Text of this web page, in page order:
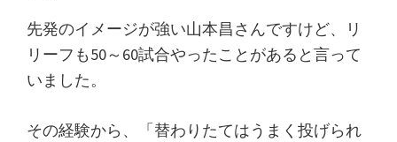
先発のイメージが強い山本昌さんですけど、リ
リーフも50～60試合やったことがあると言って
いました。
その経験から、「替わりたてはうまく投げられ